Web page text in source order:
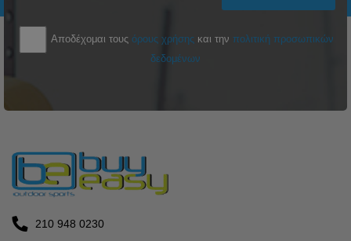
Αποδέχομαι τους όρους χρήσης και την πολιτική προσωπικών
δεδομένων
210 948 0230